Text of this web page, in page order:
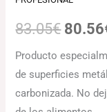
83.05€ 80.56
Producto
de superficies
carbonizada. No